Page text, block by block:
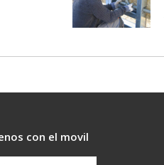
con el movil